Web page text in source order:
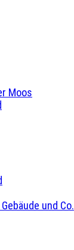
Moos
und Co.